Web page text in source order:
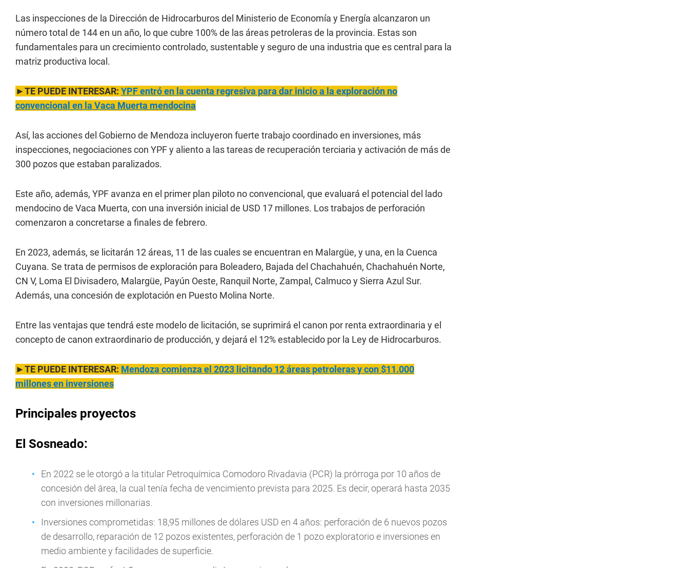
Las inspecciones de la Dirección de Hidrocarburos del Ministerio de Economía y Energía alcanzaron un
número total de 144 en un año, lo que cubre 100% de las áreas petroleras de la provincia. Estas son
fundamentales para un crecimiento controlado, sustentable y seguro de una industria que es central para la
matriz productiva local.
►TE PUEDE INTERESAR: YPF entró en la cuenta regresiva para dar inicio a la exploración no
convencional en la Vaca Muerta mendocina
Así, las acciones del Gobierno de Mendoza incluyeron fuerte trabajo coordinado en inversiones, más
inspecciones, negociaciones con YPF y aliento a las tareas de recuperación terciaria y activación de más de
300 pozos que estaban paralizados.
Este año, además, YPF avanza en el primer plan piloto no convencional, que evaluará el potencial del lado
mendocino de Vaca Muerta, con una inversión inicial de USD 17 millones. Los trabajos de perforación
comenzaron a concretarse a finales de febrero.
En 2023, además, se licitarán 12 áreas, 11 de las cuales se encuentran en Malargüe, y una, en la Cuenca
Cuyana. Se trata de permisos de exploración para Boleadero, Bajada del Chachahuén, Chachahuén Norte,
CN V, Loma El Divisadero, Malargüe, Payún Oeste, Ranquil Norte, Zampal, Calmuco y Sierra Azul Sur.
Además, una concesión de explotación en Puesto Molina Norte.
Entre las ventajas que tendrá este modelo de licitación, se suprimirá el canon por renta extraordinaria y el
concepto de canon extraordinario de producción, y dejará el 12% establecido por la Ley de Hidrocarburos.
►TE PUEDE INTERESAR: Mendoza comienza el 2023 licitando 12 áreas petroleras y con $11.000
millones en inversiones
Principales proyectos
El Sosneado:
En 2022 se le otorgó a la titular Petroquímica Comodoro Rivadavia (PCR) la prórroga por 10 años de
concesión del área, la cual tenía fecha de vencimiento prevista para 2025. Es decir, operará hasta 2035
con inversiones millonarias.
Inversiones comprometidas: 18,95 millones de dólares USD en 4 años: perforación de 6 nuevos pozos
de desarrollo, reparación de 12 pozos existentes, perforación de 1 pozo exploratorio e inversiones en
medio ambiente y facilidades de superficie.